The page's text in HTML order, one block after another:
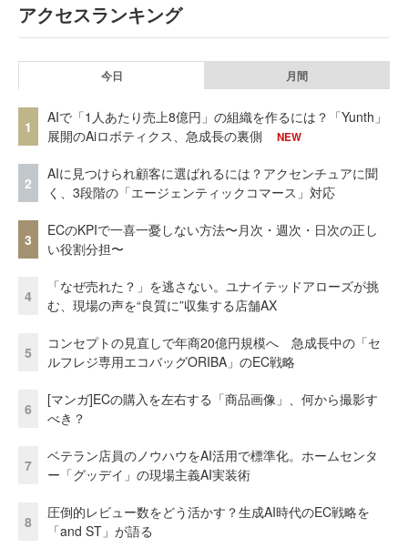
アクセスランキング
今日 月間
1
AIで「1人あたり売上8億円」の組織を作るには？「Yunth」
展開のAiロボティクス、急成長の裏側
NEW
2
AIに見つけられ顧客に選ばれるには？アクセンチュアに聞
く、3段階の「エージェンティックコマース」対応
3
ECのKPIで一喜一憂しない方法〜月次・週次・日次の正し
い役割分担〜
4
「なぜ売れた？」を逃さない。ユナイテッドアローズが挑
む、現場の声を“良質に”収集する店舗AX
5
コンセプトの見直しで年商20億円規模へ 急成長中の「セ
ルフレジ専用エコバッグORIBA」のEC戦略
6
[マンガ]ECの購入を左右する「商品画像」、何から撮影す
べき？
7
ベテラン店員のノウハウをAI活用で標準化。ホームセンタ
ー「グッデイ」の現場主義AI実装術
8
圧倒的レビュー数をどう活かす？生成AI時代のEC戦略を
「and ST」が語る